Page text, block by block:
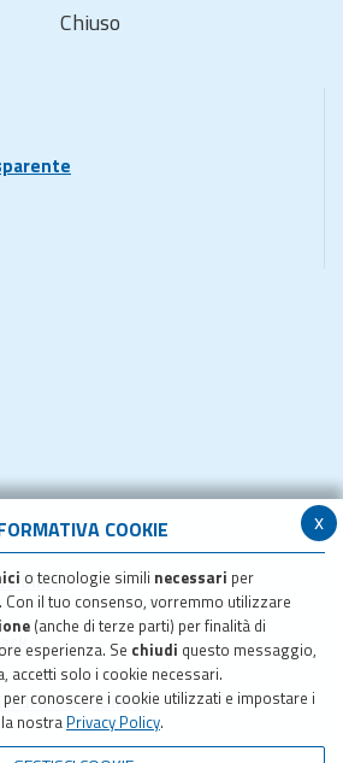
x
COOKIE
o tecnologie simili necessari per
il tuo consenso, vorremmo utilizzare
(anche di terze parti) per finalità di
esperienza. Se chiudi questo messaggio,
accetti solo i cookie necessari.
conoscere i cookie utilizzati e impostare i
nostra Privacy Policy.
Chiuso
di accessibilita'